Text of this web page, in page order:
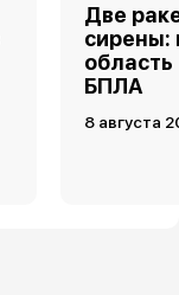
Две
сирены:
БПЛА
8 августа